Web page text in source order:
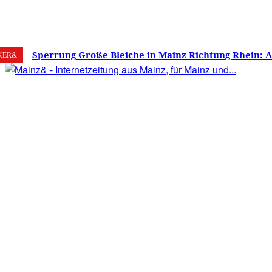
7. August 2026 25.6 Mainz
Sperrung Große Bleiche in Mainz Richtung Rhein:
verwirrt, Mainzer stinksauer – Haben die Mainzer